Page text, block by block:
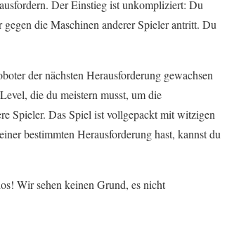
Der Einstieg ist unkompliziert: Du
die Maschinen anderer Spieler antritt. Du
der nächsten Herausforderung gewachsen
die du meistern musst, um die
Spieler. Das Spiel ist vollgepackt mit witzigen
bestimmten Herausforderung hast, kannst du
Wir sehen keinen Grund, es nicht